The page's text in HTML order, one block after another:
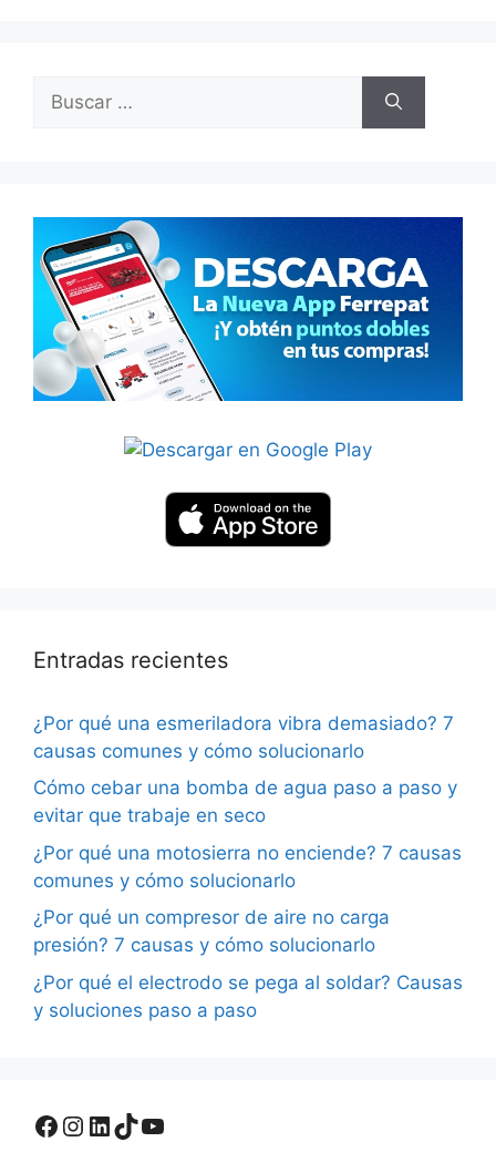
Entradas recientes
¿Por qué una esmeriladora vibra demasiado? 7
causas comunes y cómo solucionarlo
Cómo cebar una bomba de agua paso a paso y
evitar que trabaje en seco
¿Por qué una motosierra no enciende? 7 causas
comunes y cómo solucionarlo
¿Por qué un compresor de aire no carga
presión? 7 causas y cómo solucionarlo
¿Por qué el electrodo se pega al soldar? Causas
y soluciones paso a paso
Facebook
Instagram
LinkedIn
TikTok
YouTube